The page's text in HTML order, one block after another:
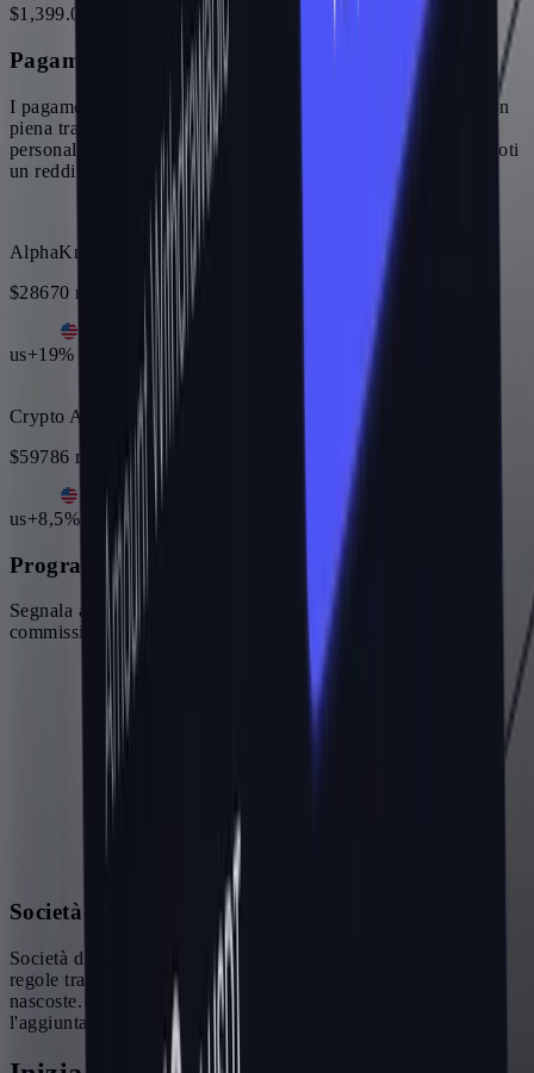
$1,399.00
Pagamenti affiliati rapidi
I pagamenti agli affiliati vengono elaborati in pochi giorni con
piena trasparenza. Sono disponibili accordi di commissione
personalizzati man mano che il tuo volume cresce, garantendoti
un reddito affidabile e scalabile.
AlphaKrypto
$28670 revenue generated
us+19% vs. 7 gg prec.
Crypto Academy
$59786 revenue generated
us+8,5% vs. 7 gg prec.
Programma sottoaffiliati
Segnala altri affiliati e guadagna una quota delle loro
commissioni, facendo crescere la tua rete su HyroTrader.
Società di prop trading crypto affidabile
Società di prop trading crypto basata sulla valutazione, con
regole trasparenti e pagamenti affidabili, senza condizioni
nascoste. Attiva su due integrazioni con exchange, con
l'aggiunta di ulteriori piattaforme.